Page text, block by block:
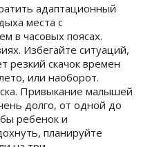
адаптационный
места с
в часовых поясах.
Избегайте ситуаций,
резкий скачок времен
или наоборот.
Привыкание малышей
долго, от одной до
ребенок и
планируйте